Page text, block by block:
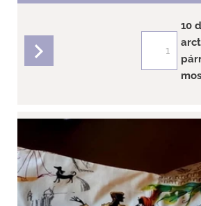
részletek
10
Utolsó Darabok!
Levendula töltettel egy igazi
Mérete:49 cm x 29 cm